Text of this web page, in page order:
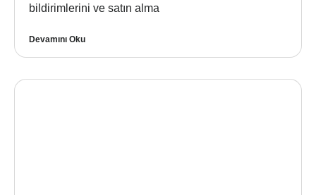
bildirimlerini ve satın alma
Devamını Oku